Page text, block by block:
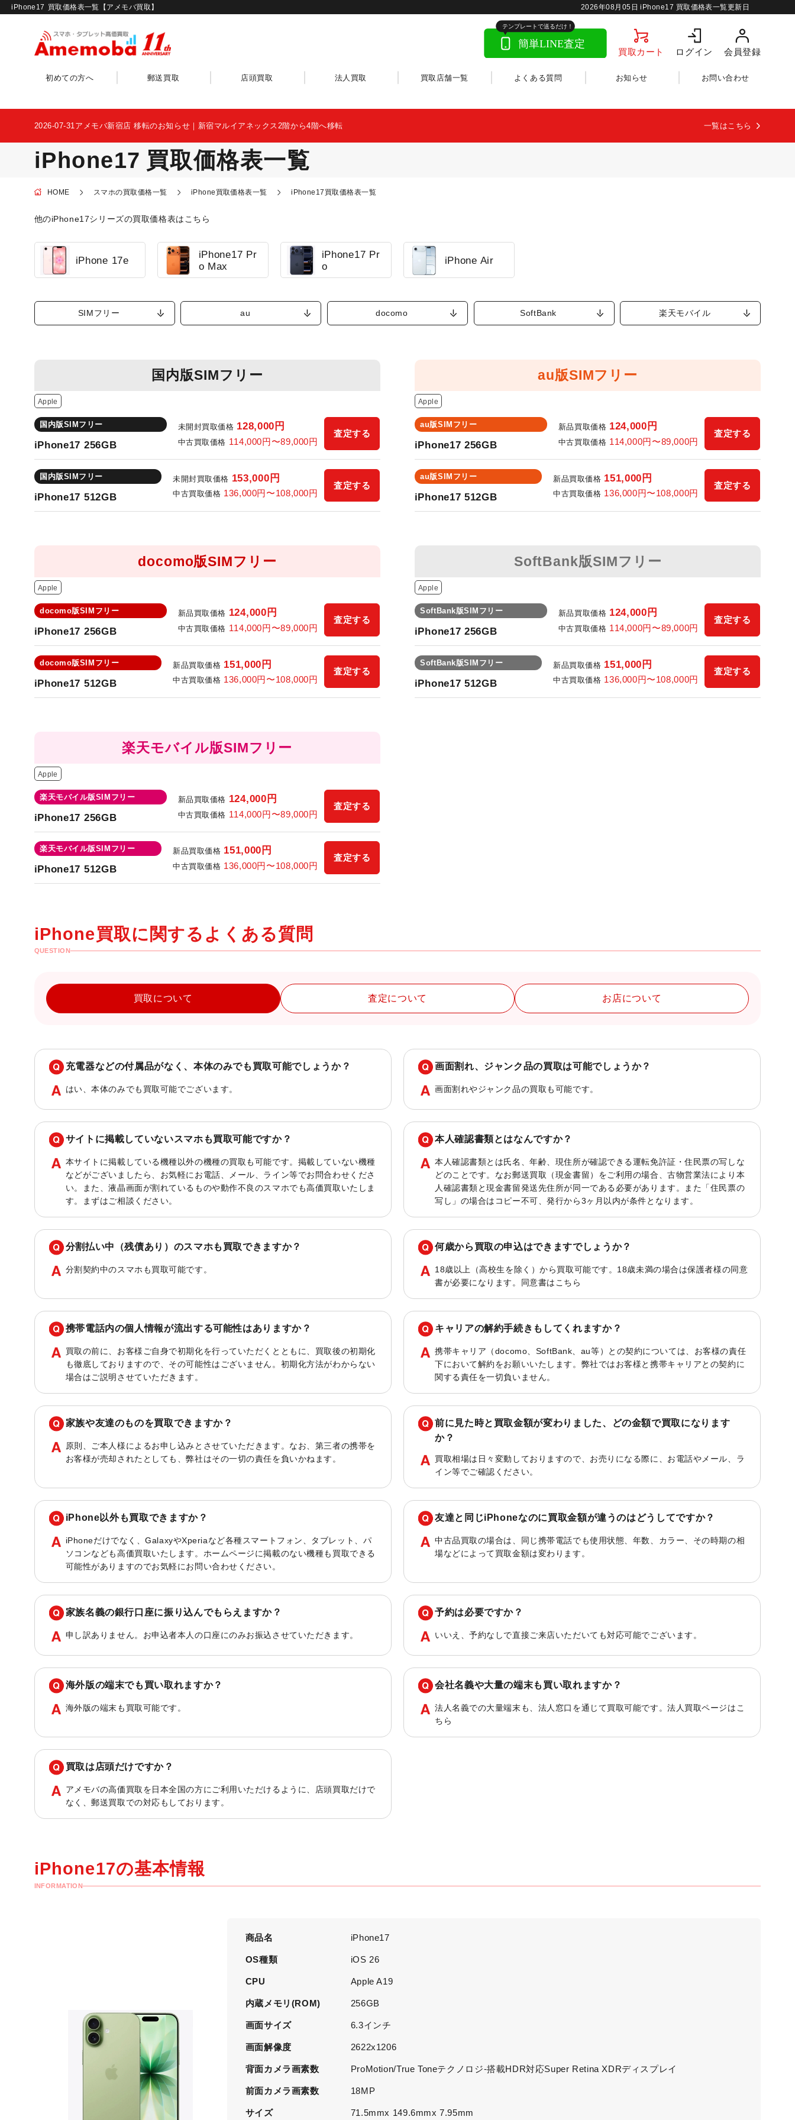
2026年08月05日 iPhone17 買取価格表一覧更新日
iPhone17 買取価格表一覧【アメモバ買取】
買取カート ログイン 会員登録
初めての方へ 郵送買取 店頭買取 法人買取 買取店舗一覧 よくある質問 お知らせ お問い合わせ
2026-07-31 アメモバ新宿店 移転のお知らせ｜新宿マルイアネックス2階から4階へ移転 一覧はこちら
iPhone17 買取価格表一覧
HOME スマホの買取価格一覧 iPhone買取価格表一覧 iPhone17買取価格表一覧
他のiPhone17シリーズの買取価格表はこちら
iPhone 17e
iPhone17 Pr
o Max
iPhone17 Pr
o
iPhone Air
SIMフリー au docomo SoftBank 楽天モバイル
国内版SIMフリー
Apple
国内版SIMフリー
iPhone17 256GB
未開封買取価格 128,000 円
中古買取価格 114,000円〜89,000円
査定する
国内版SIMフリー
iPhone17 512GB
未開封買取価格 153,000円
中古買取価格 136,000円〜108,000円
査定する
au版SIMフリー
Apple
au版SIMフリー
iPhone17 256GB
新品買取価格 124,000 円
中古買取価格 114,000円〜89,000円
査定する
au版SIMフリー
iPhone17 512GB
新品買取価格 151,000円
中古買取価格 136,000円〜108,000円
査定する
docomo版SIMフリー
Apple
docomo版SIMフリー
iPhone17 256GB
新品買取価格 124,000 円
中古買取価格 114,000円〜89,000円
査定する
docomo版SIMフリー
iPhone17 512GB
新品買取価格 151,000円
中古買取価格 136,000円〜108,000円
査定する
SoftBank版SIMフリー
Apple
SoftBank版SIMフリー
iPhone17 256GB
新品買取価格 124,000 円
中古買取価格 114,000円〜89,000円
査定する
SoftBank版SIMフリー
iPhone17 512GB
新品買取価格 151,000円
中古買取価格 136,000円〜108,000円
査定する
楽天モバイル版SIMフリー
Apple
楽天モバイル版SIMフリー
iPhone17 256GB
新品買取価格 124,000 円
中古買取価格 114,000円〜89,000円
査定する
楽天モバイル版SIMフリー
iPhone17 512GB
新品買取価格 151,000 円
中古買取価格 136,000円〜108,000円
査定する
iPhone買取に関するよくある質問
QUESTION
買取について 査定について お店について
充電器などの付属品がなく、本体のみでも買取可能でしょうか？
はい、本体のみでも買取可能でございます。
画面割れ、ジャンク品の買取は可能でしょうか？
画面割れやジャンク品の買取も可能です。
サイトに掲載していないスマホも買取可能ですか？
本サイトに掲載している機種以外の機種の買取も可能です。掲載していない機種
などがございましたら、お気軽にお電話、メール、ライン等でお問合わせくださ
い。また、液晶画面が割れているものや動作不良のスマホでも高価買取いたしま
す。まずはご相談ください。
本人確認書類とはなんですか？
本人確認書類とは氏名、年齢、現住所が確認できる運転免許証・住民票の写しな
どのことです。なお郵送買取（現金書留）をご利用の場合、古物営業法により本
人確認書類と現金書留発送先住所が同一である必要があります。また「住民票の
写し」の場合はコピー不可、発行から3ヶ月以内が条件となります。
分割払い中（残債あり）のスマホも買取できますか？
分割契約中のスマホも買取可能です。
何歳から買取の申込はできますでしょうか？
18歳以上（高校生を除く）から買取可能です。18歳未満の場合は保護者様の同意
書が必要になります。同意書は こちら
携帯電話内の個人情報が流出する可能性はありますか？
買取の前に、お客様ご自身で初期化を行っていただくとともに、買取後の初期化
も徹底しておりますので、その可能性はございません。初期化方法がわからない
場合はご説明させていただきます。
キャリアの解約手続きもしてくれますか？
携帯キャリア（docomo、SoftBank、au等）との契約については、お客様の責任
下において解約をお願いいたします。弊社ではお客様と携帯キャリアとの契約に
関する責任を一切負いません。
家族や友達のものを買取できますか？
原則、ご本人様によるお申し込みとさせていただきます。なお、第三者の携帯を
お客様が売却されたとしても、弊社はその一切の責任を負いかねます。
前に見た時と買取金額が変わりました、どの金額で買取になります
か？
買取相場は日々変動しておりますので、お売りになる際に、お電話やメール、ラ
イン等でご確認ください。
iPhone以外も買取できますか？
iPhoneだけでなく、GalaxyやXperiaなど各種スマートフォン、タブレット、パ
ソコンなども高価買取いたします。ホームページに掲載のない機種も買取できる
可能性がありますのでお気軽にお問い合わせください。
友達と同じiPhoneなのに買取金額が違うのはどうしてですか？
中古品買取の場合は、同じ携帯電話でも使用状態、年数、カラー、その時期の相
場などによって買取金額は変わります。
家族名義の銀行口座に振り込んでもらえますか？
申し訳ありません。お申込者本人の口座にのみお振込させていただきます。
予約は必要ですか？
いいえ、予約なしで直接ご来店いただいても対応可能でございます。
海外版の端末でも買い取れますか？
海外版の端末も買取可能です。
会社名義や大量の端末も買い取れますか？
法人名義での大量端末も、法人窓口を通じて買取可能です。法人買取ページは こ
ちら
買取は店頭だけですか？
アメモバの高価買取を日本全国の方にご利用いただけるように、店頭買取だけで
なく、郵送買取での対応もしております。
iPhone17の基本情報
INFORMATION
商品名 iPhone17
OS種類 iOS 26
CPU Apple A19
内蔵メモリ(ROM) 256GB
画面サイズ 6.3インチ
画面解像度 2622x1206
背面カメラ画素数 ProMotion/True Toneテクノロジ-搭載HDR対応Super Retina XDRディスプレイ
前面カメラ画素数 18MP
サイズ 71.5mmx 149.6mmx 7.95mm